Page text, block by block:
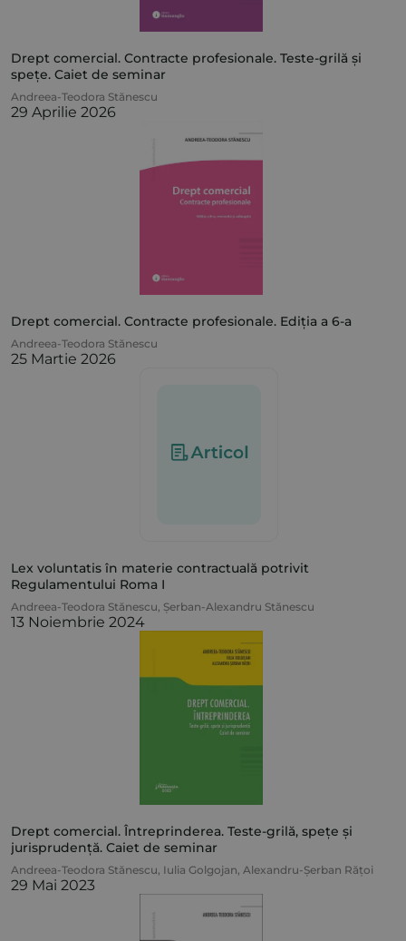
Drept comercial. Contracte profesionale. Teste-grilă și
spețe. Caiet de seminar
Andreea-Teodora Stănescu
29 Aprilie 2026
Drept comercial. Contracte profesionale. Ediția a 6-a
Andreea-Teodora Stănescu
25 Martie 2026
Lex voluntatis în materie contractuală potrivit
Regulamentului Roma I
Andreea-Teodora Stănescu, Șerban-Alexandru Stănescu
13 Noiembrie 2024
Drept comercial. Întreprinderea. Teste-grilă, spețe și
jurisprudență. Caiet de seminar
Andreea-Teodora Stănescu, Iulia Golgojan, Alexandru-Șerban Rățoi
29 Mai 2023